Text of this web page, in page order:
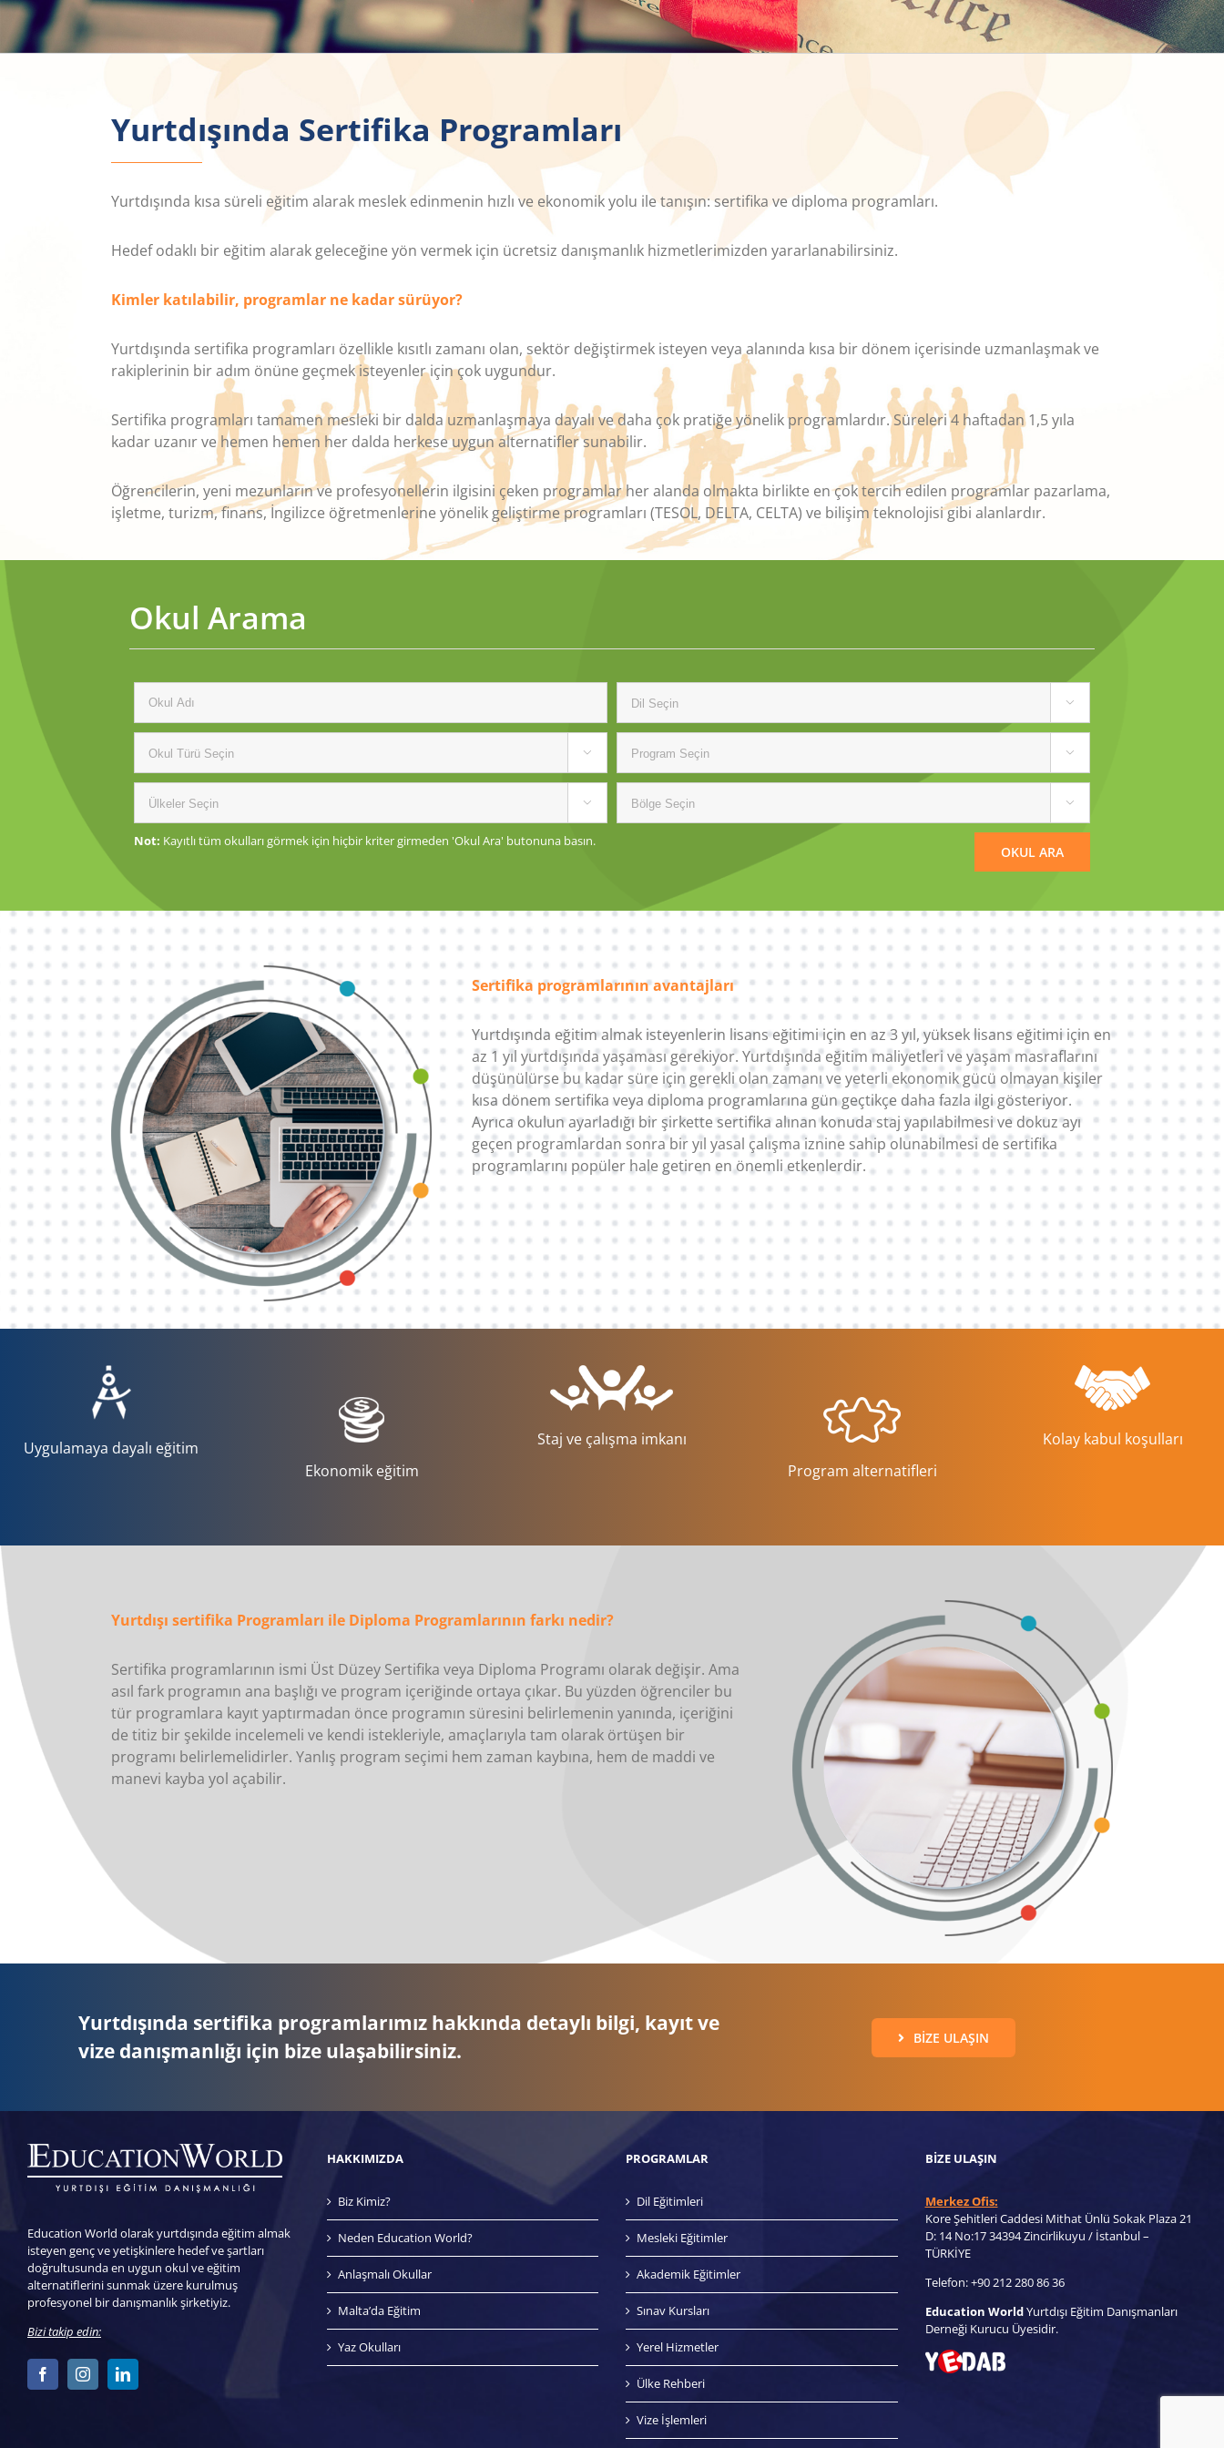
Yurtdışında Sertifika Programları
Yurtdışında kısa süreli eğitim alarak meslek edinmenin hızlı ve ekonomik yolu ile tanışın: sertifika ve diploma programları.
Hedef odaklı bir eğitim alarak geleceğine yön vermek için ücretsiz danışmanlık hizmetlerimizden yararlanabilirsiniz.
Kimler katılabilir, programlar ne kadar sürüyor?
Yurtdışında sertifika programları özellikle kısıtlı zamanı olan, sektör değiştirmek isteyen veya alanında kısa bir dönem içerisinde uzmanlaşmak ve
rakiplerinin bir adım önüne geçmek isteyenler için çok uygundur.
Sertifika programları tamamen mesleki bir dalda uzmanlaşmaya dayalı ve daha çok pratiğe yönelik programlardır. Süreleri 4 haftadan 1,5 yıla
kadar uzanır ve hemen hemen her dalda herkese uygun alternatifler sunabilir.
Öğrencilerin, yeni mezunların ve profesyonellerin ilgisini çeken programlar her alanda olmakta birlikte en çok tercih edilen programlar pazarlama,
işletme, turizm, finans, İngilizce öğretmenlerine yönelik geliştirme programları (TESOL, DELTA, CELTA) ve bilişim teknolojisi gibi alanlardır.
Okul Arama

 
 
Not: Kayıtlı tüm okulları görmek için hiçbir kriter girmeden 'Okul Ara' butonuna basın.
Sertifika programlarının avantajları
Yurtdışında eğitim almak isteyenlerin lisans eğitimi için en az 3 yıl, yüksek lisans eğitimi için en
az 1 yıl yurtdışında yaşaması gerekiyor. Yurtdışında eğitim maliyetleri ve yaşam masraflarını
düşünülürse bu kadar süre için gerekli olan zamanı ve yeterli ekonomik gücü olmayan kişiler
kısa dönem sertifika veya diploma programlarına gün geçtikçe daha fazla ilgi gösteriyor.
Ayrıca okulun ayarladığı bir şirkette sertifika alınan konuda staj yapılabilmesi ve dokuz ayı
geçen programlardan sonra bir yıl yasal çalışma iznine sahip olunabilmesi de sertifika
programlarını popüler hale getiren en önemli etkenlerdir.
Uygulamaya dayalı eğitim
Ekonomik eğitim
Staj ve çalışma imkanı
Program alternatifleri
Kolay kabul koşulları
Yurtdışı sertifika Programları ile Diploma Programlarının farkı nedir?
Sertifika programlarının ismi Üst Düzey Sertifika veya Diploma Programı olarak değişir. Ama
asıl fark programın ana başlığı ve program içeriğinde ortaya çıkar. Bu yüzden öğrenciler bu
tür programlara kayıt yaptırmadan önce programın süresini belirlemenin yanında, içeriğini
de titiz bir şekilde incelemeli ve kendi istekleriyle, amaçlarıyla tam olarak örtüşen bir
programı belirlemelidirler. Yanlış program seçimi hem zaman kaybına, hem de maddi ve
manevi kayba yol açabilir.
Yurtdışında sertifika programlarımız hakkında detaylı bilgi, kayıt ve
vize danışmanlığı için bize ulaşabilirsiniz.
BIZE ULAŞIN
Education World olarak yurtdışında eğitim almak
isteyen genç ve yetişkinlere hedef ve şartları
doğrultusunda en uygun okul ve eğitim
alternatiflerini sunmak üzere kurulmuş
profesyonel bir danışmanlık şirketiyiz.
Bizi takip edin:
HAKKIMIZDA
Biz Kimiz?
Neden Education World?
Anlaşmalı Okullar
Malta’da Eğitim
Yaz Okulları
PROGRAMLAR
Dil Eğitimleri
Mesleki Eğitimler
Akademik Eğitimler
Sınav Kursları
Yerel Hizmetler
Ülke Rehberi
Vize İşlemleri
BIZE ULAŞIN
Merkez Ofis:
Kore Şehitleri Caddesi Mithat Ünlü Sokak Plaza 21
D: 14 No:17 34394 Zincirlikuyu / İstanbul –
TÜRKİYE
Telefon: +90 212 280 86 36
Education WorldYurtdışı Eğitim Danışmanları
Derneği Kurucu Üyesidir.